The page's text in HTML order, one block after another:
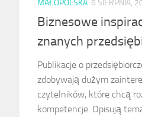
MAŁOPOLSKA 6 SIERPNIA,
Biznesowe
znanych
Publikacje o
zdobywają dużym
czytelników, które chcą
kompetencje. Opisują